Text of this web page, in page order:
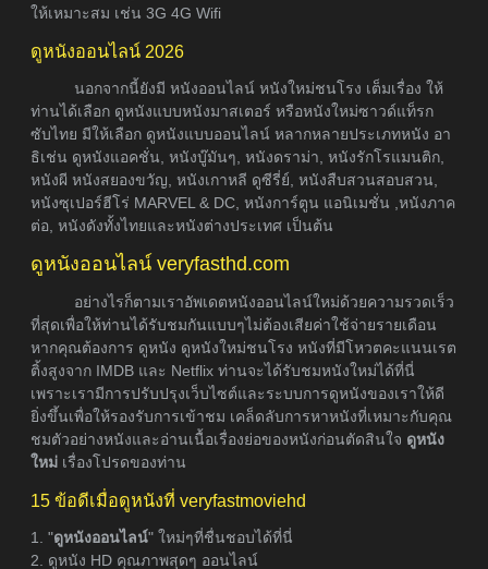
ให้เหมาะสม เช่น 3G 4G Wifi
ดูหนังออนไลน์ 2026
นอกจากนี้ยังมี หนังออนไลน์ หนังใหม่ชนโรง เต็มเรื่อง ให้
ท่านได้เลือก ดูหนังแบบหนังมาสเตอร์ หรือหนังใหม่ซาวด์แท็รก
ซับไทย มีให้เลือก ดูหนังแบบออนไลน์ หลากหลายประเภทหนัง อา
ธิเช่น ดูหนังแอคชั่น, หนังบู๊มันๆ, หนังดราม่า, หนังรักโรแมนติก,
หนังผี หนังสยองขวัญ, หนังเกาหลี ดูซีรี่ย์, หนังสืบสวนสอบสวน,
หนังซุเปอร์ฮีโร่ MARVEL & DC, หนังการ์ตูน แอนิเมชั่น ,หนังภาค
ต่อ, หนังดังทั้งไทยและหนังต่างประเทศ เป็นต้น
ดูหนังออนไลน์ veryfasthd.com
อย่างไรก็ตามเราอัพเดตหนังออนไลน์ใหม่ด้วยความรวดเร็ว
ที่สุดเพื่อให้ท่านได้รับชมกันแบบๆไม่ต้องเสียค่าใช้จ่ายรายเดือน
หากคุณต้องการ ดูหนัง ดูหนังใหม่ชนโรง หนังที่มีโหวตคะแนนเรต
ติ้งสูงจาก IMDB และ Netflix ท่านจะได้รับชมหนังใหม่ได้ที่นี่
เพราะเรามีการปรับปรุงเว็บไซต์และระบบการดูหนังของเราให้ดี
ยิ่งขึ้นเพื่อให้รองรับการเข้าชม เคล็ดลับการหาหนังที่เหมาะกับคุณ
ชมตัวอย่างหนังและอ่านเนื้อเรื่องย่อของหนังก่อนตัดสินใจ ดูหนัง
ใหม่ เรื่องโปรดของท่าน
15 ข้อดีเมื่อดูหนังที่ veryfastmoviehd
1. "ดูหนังออนไลน์" ใหม่ๆที่ชื่นชอบได้ที่นี่
2. ดูหนัง HD คุณภาพสุดๆ ออนไลน์